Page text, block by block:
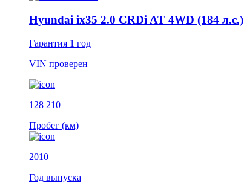
Hyundai ix35 2.0 CRDi AT 4WD (184 л.с.)
Гарантия 1 год
VIN проверен
128 210
Пробег (км)
2010
Год выпуска